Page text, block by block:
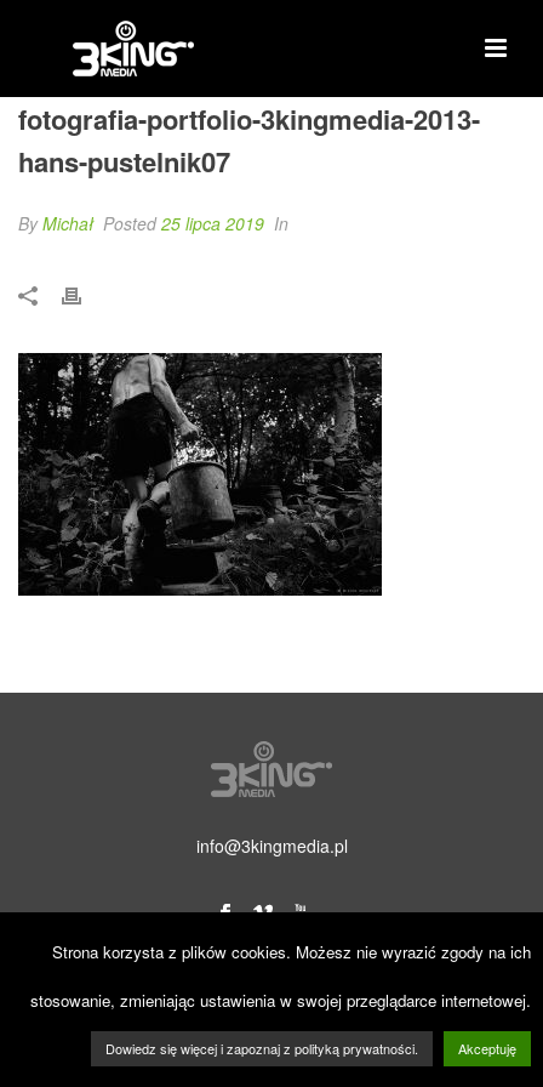
fotografia-portfolio-3kingmedia-2013-
hans-pustelnik07
ByMichał Posted25 lipca 2019 In
info@3kingmedia.pl
© 2019 3KINGmedia. Wszelkie prawa zastrzeżone.
Strona korzysta z plików cookies. Możesz nie wyrazić zgody na ich
stosowanie, zmieniając ustawienia w swojej przeglądarce internetowej.
Dowiedz się więcej i zapoznaj z polityką prywatności. Akceptuję